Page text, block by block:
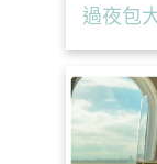
過夜包